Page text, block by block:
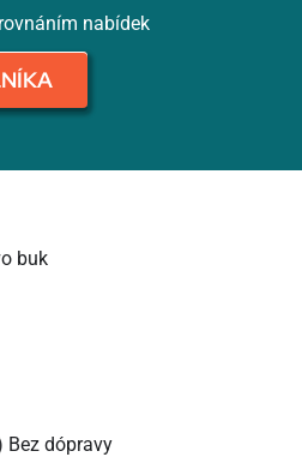
nabídek
buk
Bez dópravy